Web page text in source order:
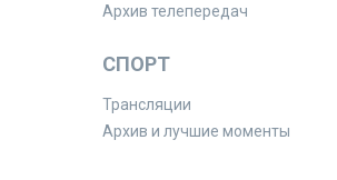
Архив телепередач
СПОРТ
Трансляции
Архив и лучшие моменты